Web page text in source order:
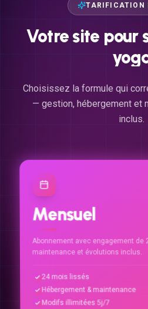
TARIFICATION
Votresite pour
Choisissez la formule qui
— gestion, hébergement et
inclus.
Mensuel
Abonnement avec engagement de
maintenance et évolutions inclus.
24 mois lissés
Hébergement & maintenance
Modifs illimitées 5j/7